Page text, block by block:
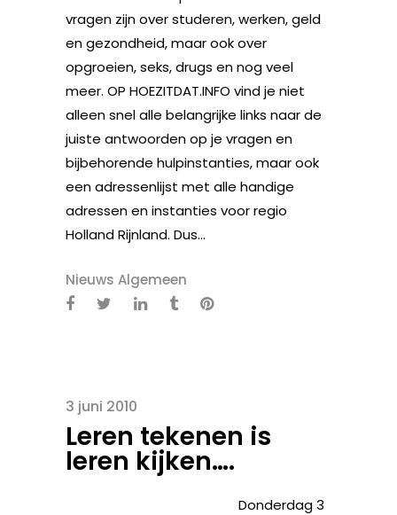
vragen zijn over studeren, werken, geld
en gezondheid, maar ook over
opgroeien, seks, drugs en nog veel
meer. OP HOEZITDAT.INFO vind je niet
alleen snel alle belangrijke links naar de
juiste antwoorden op je vragen en
bijbehorende hulpinstanties, maar ook
een adressenlijst met alle handige
adressen en instanties voor regio
Holland Rijnland. Dus...
Nieuws Algemeen
3 juni 2010
Leren tekenen is
leren kijken….
Donderdag 3